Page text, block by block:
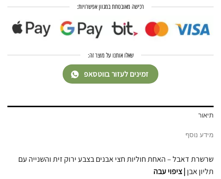
רכישה מאובטחת במגוון אפשרויות:
שאלו אותנו על מוצר זה:
זמינים לעזור בווטסאפ
תיאור
מידע נוסף
שרשרת דאבל – האחת חוליות חצי אבנים בצבע ירוק זית והשנייה עם
תליון אבן | ציפוי עבה